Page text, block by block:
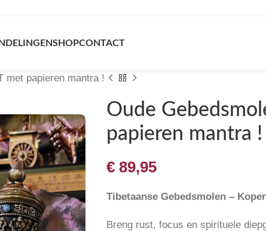
SHOPCONTACT
met papieren mantra !
Oude
papieren mantra !
€89,95
Tibetaanse Gebedsmolen – Koper
Breng rust, focus en spirituele